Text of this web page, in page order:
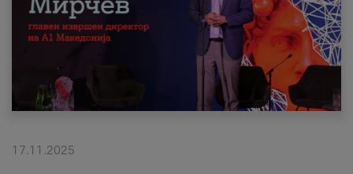
Приватни Деловни
Поддршка
Надополни кредит
17.11.2025